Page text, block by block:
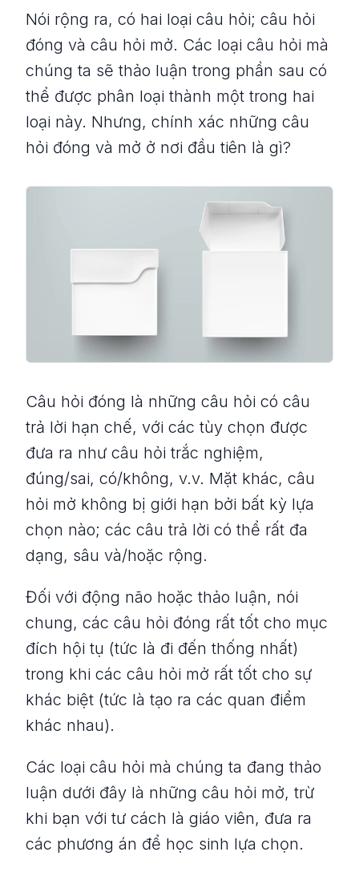
Nói rộng ra, có hai loại câu hỏi; câu hỏi
đóng và câu hỏi mở. Các loại câu hỏi mà
chúng ta sẽ thảo luận trong phần sau có
thể được phân loại thành một trong hai
loại này. Nhưng, chính xác những câu
hỏi đóng và mở ở nơi đầu tiên là gì?
Câu hỏi đóng là những câu hỏi có câu
trả lời hạn chế, với các tùy chọn được
đưa ra như câu hỏi trắc nghiệm,
đúng/sai, có/không, v.v. Mặt khác, câu
hỏi mở không bị giới hạn bởi bất kỳ lựa
chọn nào; các câu trả lời có thể rất đa
dạng, sâu và/hoặc rộng.
Đối với động não hoặc thảo luận, nói
chung, các câu hỏi đóng rất tốt cho mục
đích hội tụ (tức là đi đến thống nhất)
trong khi các câu hỏi mở rất tốt cho sự
khác biệt (tức là tạo ra các quan điểm
khác nhau).
Các loại câu hỏi mà chúng ta đang thảo
luận dưới đây là những câu hỏi mở, trừ
khi bạn với tư cách là giáo viên, đưa ra
các phương án để học sinh lựa chọn.